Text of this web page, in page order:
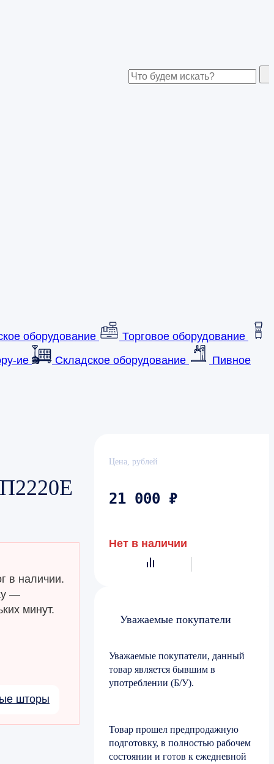
оборудование
Торговое оборудование
ие Складское оборудование
Пивное
в наличии.
—
минут.
шторы
Цена, рублей
21 000 ₽
Нет в наличии
Уважаемые покупатели
Уважаемые покупатели, данный
товар является бывшим в
употреблении (Б/У).
Товар прошел предпродажную
подготовку, в полностью рабочем
состоянии и готов к ежедневной